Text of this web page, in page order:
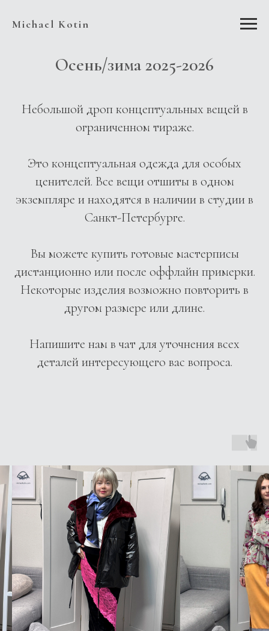
Michael Kotin
Осень/зима 2025-2026
Небольшой дроп концептуальных вещей в
ограниченном тираже.
Это концептуальная одежда для особых
ценителей. Все вещи отшиты в одном
экземпляре и находятся в наличии в студии в
Санкт-Петербурге.
Вы можете купить готовые мастерписы
дистанционно или после оффлайн примерки.
Некоторые изделия возможно повторить в
другом размере или длине.
Напишите нам в чат для уточнения всех
деталей интересующего вас вопроса.